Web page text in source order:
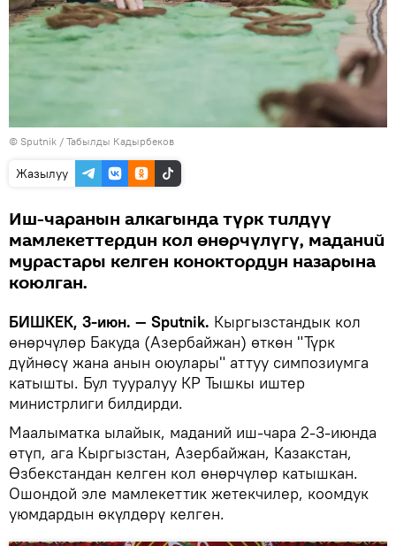
© Sputnik / Табылды Кадырбеков
Жазылуу
Иш-чаранын алкагында түрк тилдүү
мамлекеттердин кол өнөрчүлүгү, маданий
мурастары келген коноктордун назарына
коюлган.
БИШКЕК, 3-июн. — Sputnik. Кыргызстандык кол
өнөрчүлөр Бакуда (Азербайжан) өткөн "Түрк
дүйнөсү жана анын оюулары" аттуу симпозиумга
катышты. Бул тууралуу КР Тышкы иштер
министрлиги билдирди.
Маалыматка ылайык, маданий иш-чара 2-3-июнда
өтүп, ага Кыргызстан, Азербайжан, Казакстан,
Өзбекстандан келген кол өнөрчүлөр катышкан.
Ошондой эле мамлекеттик жетекчилер, коомдук
уюмдардын өкүлдөрү келген.